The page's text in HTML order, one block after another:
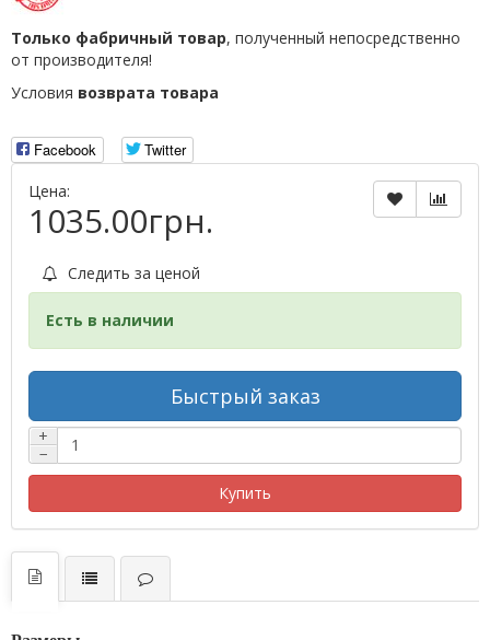
Только фабричный товар, полученный непосредственно
от производителя!
Условия возврата товара
Facebook
Twitter
Цена:
1035.00грн.
Следить за ценой
Есть в наличии
Быстрый заказ
+
−
Купить